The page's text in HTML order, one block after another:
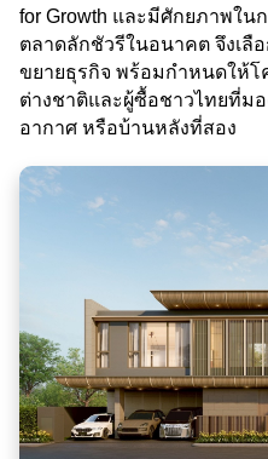
for Growth และมีศักยภาพใน
ตลาดลักชัวรีในอนาคต จึงเลื
ขยายธุรกิจ พร้อมกำหนดให้โ
ต่างชาติและผู้ซื้อชาวไทยที่ม
อากาศ หรือบ้านหลังที่สอง